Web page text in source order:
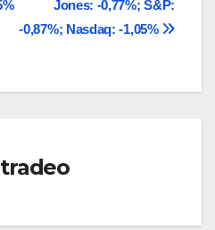
Jones: -0,77%; S&P:
-0,87%; Nasdaq: -1,05%
tradeo